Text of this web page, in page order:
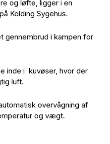
og løfte, ligger i en
Kolding Sygehus.
gennembrud i kampen for
inde i kuvøser, hvor der
luft.
overvågning af
og vægt.